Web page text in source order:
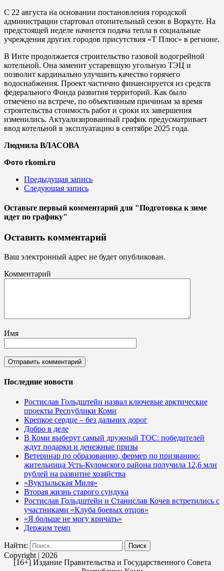
С 22 августа на основании постановления городской
администрации стартовал отопительный сезон в Воркуте. На
предстоящей неделе начнется подача тепла в социальные
учреждения других городов присутствия «Т Плюс» в регионе.
В Инте продолжается строительство газовой водогрейной
котельной. Она заменит устаревшую угольную ТЭЦ и
позволит кардинально улучшить качество горячего
водоснабжения. Проект частично финансируется из средств
федерального Фонда развития территорий. Как было
отмечено на встрече, по объективным причинам за время
строительства стоимость работ и сроки их завершения
изменились. Актуализированный график предусматривает
ввод котельной в эксплуатацию в сентябре 2025 года.
Людмила ВЛАСОВА
Фото rkomi.ru
Предыдущая запись
Следующая запись
Оставьте первый комментарий для "Подготовка к зиме
идет по графику"
Оставить комментарий
Ваш электронный адрес не будет опубликован.
Комментарий
Имя
Последние новости
Ростислав Гольдштейн назвал ключевые арктические
проекты Республики Коми
Крепкое сердце – без дальних дорог
Добро в деле
В Коми выберут самый дружный ТОС: победителей
ждут подарки и денежные призы
Ветеринар по образованию, фермер по призванию:
жительница Усть-Куломского района получила 12,6 млн
рублей на развитие хозяйства
«Вуктыльская Миля»
Вторая жизнь старого сундука
Ростислав Гольдштейн и Станислав Кочев встретились с
участниками «Клуба боевых отцов»
«Я больше не могу кричать»
Держим темп
Найти:
Copyright | 2026
[16+] Издание Правительства и Государственного Совета